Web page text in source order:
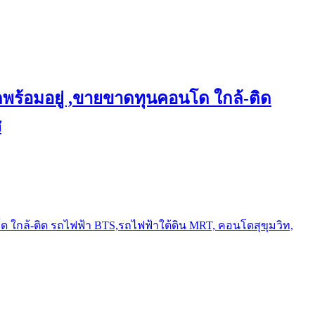
ร้อมอยู่ ,ขายขาดทุนคอนโด ใกล้-ติด
กล้-ติด รถไฟฟ้า BTS,รถไฟฟ้าใต้ดิน MRT, คอนโดสุขุมวิท,